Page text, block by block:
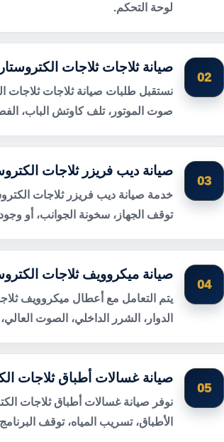
لوحة التحكم.
02
صيانة ثلاجات ثلاجات الكتروستار
نستقبل طلبات صيانة ثلاجات ثلاجات
صوت الموتور، تلف كاوتش الباب،
03
صيانة ديب فريزر ثلاجات
خدمة صيانة ديب فريزر ثلاجات
توقف الجهاز، سخونة الجوانب، أو
04
صيانة ميكروويف ثلاجات
يتم التعامل مع أعطال ميكروويف
الدوار، الشرر الداخلي، الصوت
05
صيانة غسالات أطباق ثلاجات
نوفر صيانة غسالات أطباق ثلاجات
الأطباق، تسريب المياه، توقف